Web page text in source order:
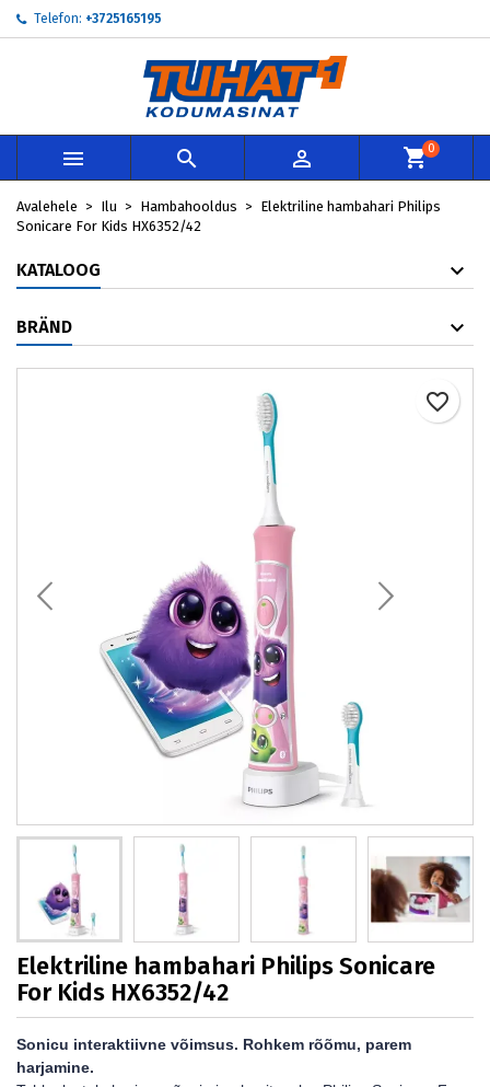
Telefon: +3725165195
   0
Avalehele Ilu Hambahooldus
Elektriline hambahari Philips
Sonicare For Kids HX6352/42
KATALOOG
BRÄND
Elektriline hambahari Philips Sonicare
For Kids HX6352/42
Sonicu interaktiivne võimsus. Rohkem rõõmu, parem
harjamine.
favorite_border
My wishlists ×
Create new list
Loo soovinimekiri ×
Soovinimekirja nimi
Loobu Loo soovinimekiri
Sisene ×
Te peate olema sisselogitud, et tooteid soovinimekirja